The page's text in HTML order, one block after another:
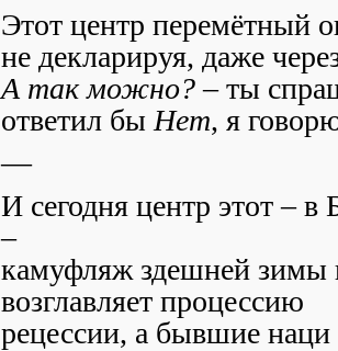
Этот центр перемётный
не декларируя, даже
А так можно?– ты
ответил бы Нет, я
—
И сегодня центр этот –
–
камуфляж здешней
возглавляет процессию
рецессии, а бывшие